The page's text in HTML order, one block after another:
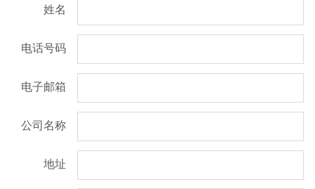
姓名
电话号码
电子邮箱
公司名称
地址